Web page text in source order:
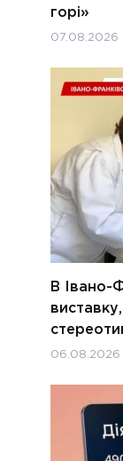
горі»
07.08.2026
В Івано-
06.08.2026